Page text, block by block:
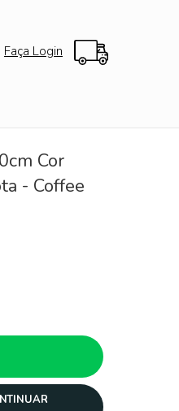
Faça Login
Cor
- Coffee